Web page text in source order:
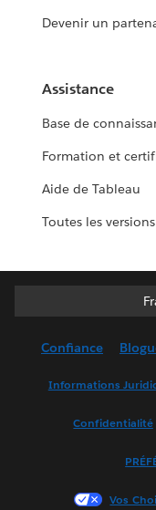
Devenir un
Assistance
Base de
Formation et
Aide de Tableau
Toutes les versions
Confiance
Informations
Confidentialité
Vos